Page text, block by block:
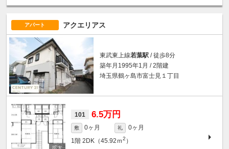
アパート アクエリアス
東武東上線若葉駅 / 徒歩8分
築年月1995年1月 / 2階建
埼玉県鶴ヶ島市富士見１丁目
101 6.5万円
敷 0ヶ月 礼
0ヶ月
1階 2DK（45.92ｍ2 ）